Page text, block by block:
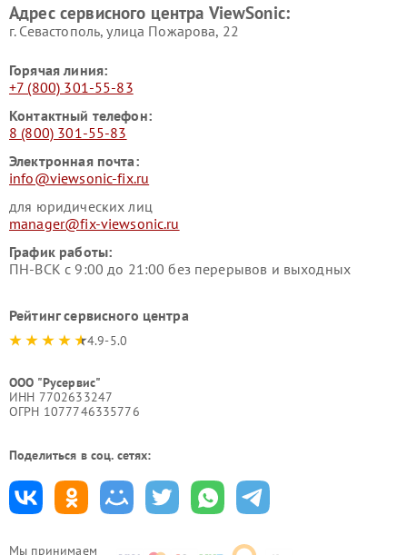
Мы принимаем
Адрес сервисного центра ViewSonic:
г. Севастополь, улица Пожарова, 22
Горячая линия:
+7 (800) 301-55-83
Контактный телефон:
8 (800) 301-55-83
Электронная почта:
info@viewsonic-fix.ru
для юридических лиц
manager@fix-viewsonic.ru
График работы:
ПН-ВСК с 9:00 до 21:00 без перерывов и выходных
Рейтинг сервисного центра
4.9-5.0
ООО "Русервис"
ИНН 7702633247
ОГРН 1077746335776
Поделиться в соц. сетях: